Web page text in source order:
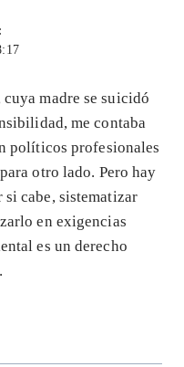
madre se suicidó
me contaba
políticos profesionales
otro lado. Pero hay
si cabe, sistematizar
en exigencias
es un derecho